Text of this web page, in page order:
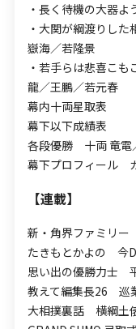
・長く待機の大器
・大関が綱渡りし
嶽海／若隆景
・若手らは悲喜こ
龍／王鵬／若元春
幕内十両星取表
幕下以下成績表
各段優勝 十両 竜電
幕下プロフィール
【連載】
新・角界ファミリ
たきもとかよの 今
思い出の優勝力士
教えて編集長26 巡
大相撲裏話 横綱土